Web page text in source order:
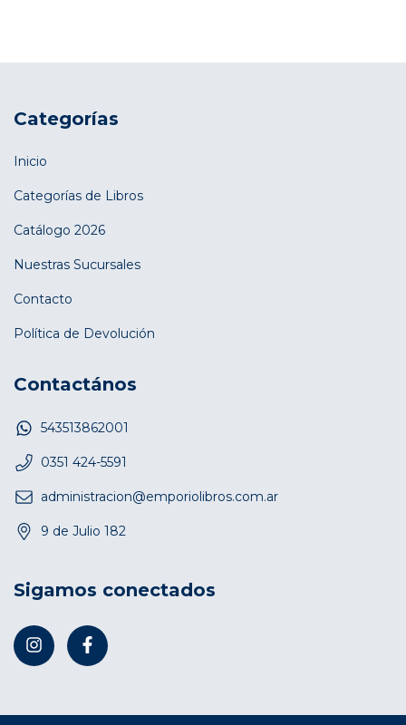
Categorías
Inicio
Categorías de Libros
Catálogo 2026
Nuestras Sucursales
Contacto
Política de Devolución
Contactános
543513862001
0351 424-5591
administracion@emporiolibros.com.ar
9 de Julio 182
Sigamos conectados